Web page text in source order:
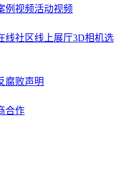
例视频活动视频
线社区线上展厅3D相机选
腐败声明
合作